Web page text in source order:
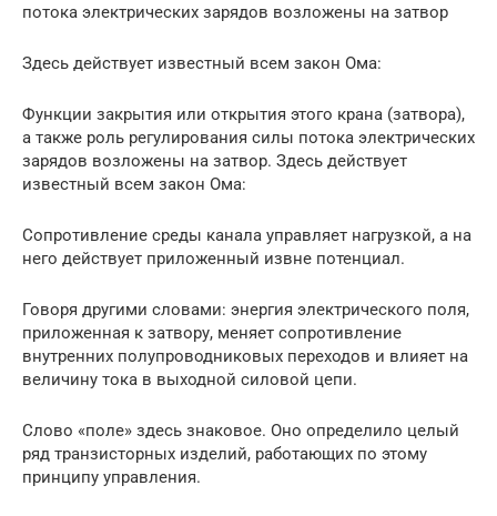
потока электрических зарядов возложены на затвор
Здесь действует известный всем закон Ома:
Функции закрытия или открытия этого крана (затвора),
а также роль регулирования силы потока электрических
зарядов возложены на затвор. Здесь действует
известный всем закон Ома:
Сопротивление среды канала управляет нагрузкой, а на
него действует приложенный извне потенциал.
Говоря другими словами: энергия электрического поля,
приложенная к затвору, меняет сопротивление
внутренних полупроводниковых переходов и влияет на
величину тока в выходной силовой цепи.
Слово «поле» здесь знаковое. Оно определило целый
ряд транзисторных изделий, работающих по этому
принципу управления.